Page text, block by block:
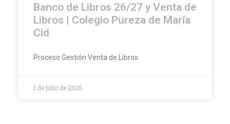
Banco de Libros 26/27 y Venta de
Libros | Colegio Pureza de María
Cid
Proceso Gestión Venta de Libros
1 de julio de 2026